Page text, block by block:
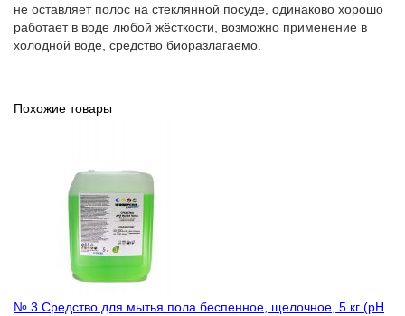
не оставляет полос на стеклянной посуде, одинаково хорошо
работает в воде любой жёсткости, возможно применение в
холодной воде, средство биоразлагаемо.
Похожие товары
№ 3 Средство для мытья пола беспенное, щелочное, 5 кг (рН